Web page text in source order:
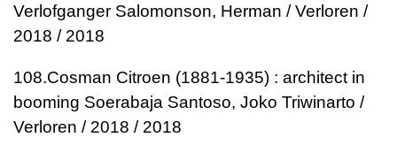
Verlofganger Salomonson, Herman / Verloren /
2018 / 2018
108.Cosman Citroen (1881-1935) : architect in
booming Soerabaja Santoso, Joko Triwinarto /
Verloren / 2018 / 2018